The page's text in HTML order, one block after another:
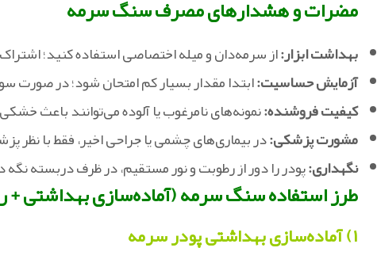
مضرات و هشدارهای مصرف سنگ سرمه
بهداشت ابزار:از سرمه‌دان و میله اختصاصی استفاده کنید؛ اشتراک
آزمایش حساسیت:ابتدا مقدار بسیار کم امتحان شود؛ در صورت
کیفیت فروشنده:نمونه‌های نامرغوب یا آلوده می‌توانند باعث
مشورت پزشکی:در بیماری‌های چشمی یا جراحی اخیر، فقط با نظر
نگهداری:پودر را دور از رطوبت و نور مستقیم، در ظرف دربسته نگه
طرز استفاده سنگ سرمه (آماده‌سازی بهداشتی
۱) آماده‌سازی بهداشتی پودر سرمه